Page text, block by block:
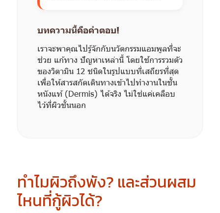
บทความนี้คือคำตอบ!
เราจะพาคุณไปรู้จักกับนวัตกรรมแอมพูลที่จะ
ช่วย แก้ทาง ปัญหาเหล่านี้ โดยใช้การรวมตัว
ของวิตามิน 12 ชนิดในรูปแบบที่เสถียรที่สุด
เพื่อให้สารสกัดเดินทางเข้าไปทำงานในชั้น
หนังแท้ (Dermis) ได้จริง ไม่ใช่แค่เคลือบ
ไว้ที่ผิวชั้นนอก
ทำไมผิวถึงพัง? และส่วนผสม
ไหนที่กู้ผิวได้?